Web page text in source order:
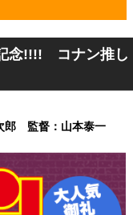
念!!!! コナン推し
郎 監督：山本泰一